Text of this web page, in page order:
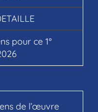
pour ce 1°
de l’œuvre